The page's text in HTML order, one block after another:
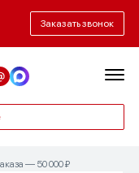
Заказать звонок
— 50 000 ₽